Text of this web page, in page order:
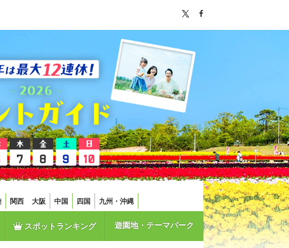
関西 大阪 中国 四国 九州・沖縄
スポットランキング 遊園地・テーマパーク